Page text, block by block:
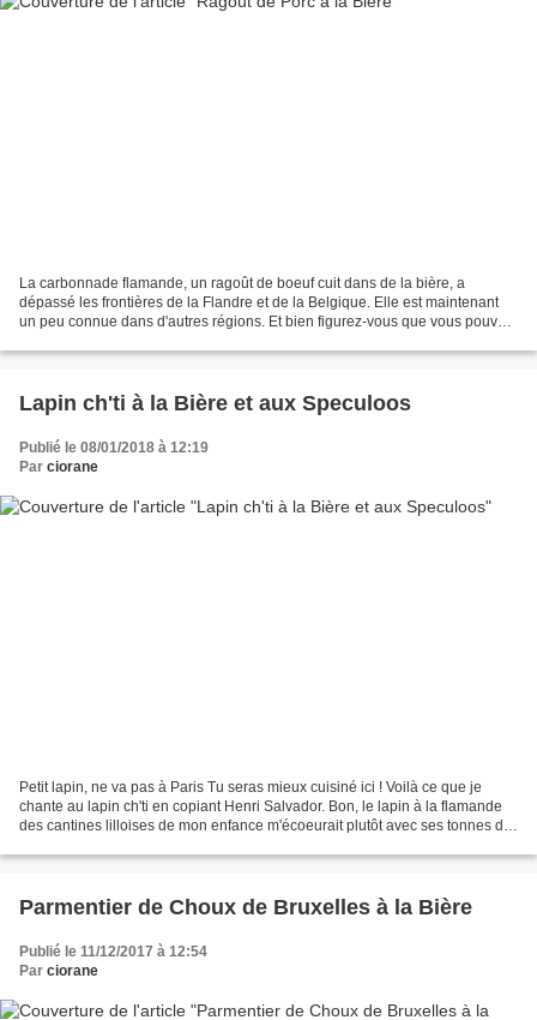
La carbonnade flamande, un ragoût de boeuf cuit dans de la bière, a
dépassé les frontières de la Flandre et de la Belgique. Elle est maintenant
un peu connue dans d'autres régions. Et bien figurez-vous que vous pouvez
Lapin ch'ti à la Bière et aux Speculoos
Publié le 08/01/2018 à 12:19
Par ciorane
Petit lapin, ne va pas à Paris Tu seras mieux cuisiné ici ! Voilà ce que je
chante au lapin ch'ti en copiant Henri Salvador. Bon, le lapin à la flamande
des cantines lilloises de mon enfance m'écoeurait plutôt avec ses tonnes de
Parmentier de Choux de Bruxelles à la Bière
Publié le 11/12/2017 à 12:54
Par ciorane